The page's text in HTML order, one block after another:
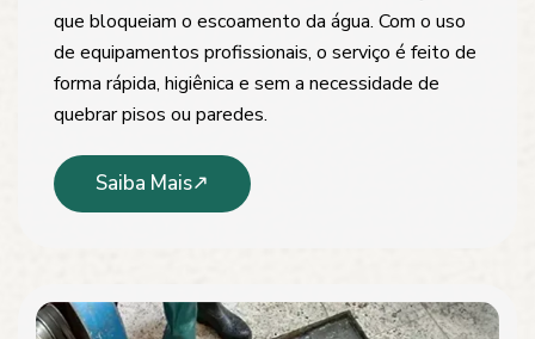
que bloqueiam o escoamento da água. Com o uso
de equipamentos profissionais, o serviço é feito de
forma rápida, higiênica e sem a necessidade de
quebrar pisos ou paredes.
Saiba Mais